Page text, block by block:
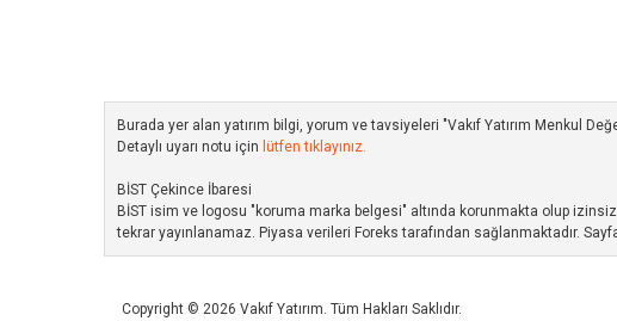
Burada yer alan yatırım bilgi, yorum ve tavsiyeleri "Vakıf Yatırım Menkul
Detaylı uyarı notu için lütfen tıklayınız.
BİST Çekince İbaresi
BİST isim ve logosu "koruma marka belgesi" altında korunmakta olup
tekrar yayınlanamaz. Piyasa verileri Foreks tarafından sağlanmaktadır.
Copyright © 2026 Vakıf Yatırım. Tüm Hakları Saklıdır.